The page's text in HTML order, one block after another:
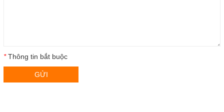
*Thông tin bắt buộc
GỬI